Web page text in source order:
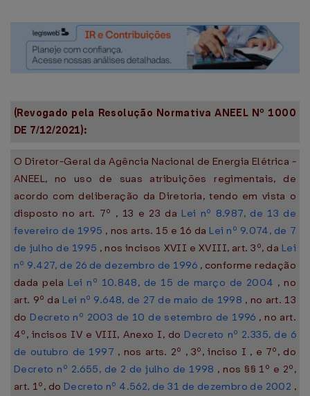
(Revogado pela Resolução Normativa ANEEL Nº 1000
DE 7/12/2021):
O Diretor-Geral da Agência Nacional de Energia Elétrica -
ANEEL, no uso de suas atribuições regimentais, de
acordo com deliberação da Diretoria, tendo em vista o
disposto no art. 7º , 13 e 23 da Lei nº 8.987, de 13 de
fevereiro de 1995 , nos arts. 15 e 16 da Lei nº 9.074, de 7
de julho de 1995 , nos incisos XVII e XVIII, art. 3º, da Lei
nº 9.427, de 26 de dezembro de 1996 , conforme redação
dada pela Lei nº 10.848, de 15 de março de 2004 , no
art. 9º da Lei nº 9.648, de 27 de maio de 1998 , no art. 13
do Decreto nº 2003 de 10 de setembro de 1996 , no art.
4º, incisos IV e VIII, Anexo I, do Decreto nº 2.335, de 6
de outubro de 1997 , nos arts. 2º , 3º, inciso I , e 7º, do
Decreto nº 2.655, de 2 de julho de 1998 , nos §§ 1º e 2º,
art. 1º, do Decreto nº 4.562, de 31 de dezembro de 2002 ,